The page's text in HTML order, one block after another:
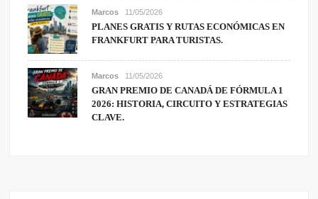
Marcos 11/05/2026
PLANES GRATIS Y RUTAS ECONÓMICAS EN
FRANKFURT PARA TURISTAS.
Marcos 11/05/2026
GRAN PREMIO DE CANADÁ DE FÓRMULA 1
2026: HISTORIA, CIRCUITO Y ESTRATEGIAS
CLAVE.